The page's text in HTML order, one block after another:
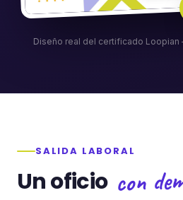
Diseño real del certificado
SALIDA LABORAL
Un oficio con